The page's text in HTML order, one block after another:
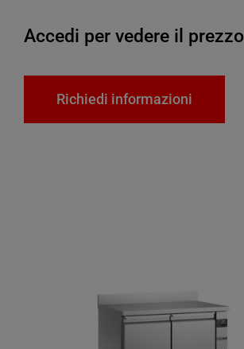
Accedi per vedere il prezzo
Richiedi informazioni